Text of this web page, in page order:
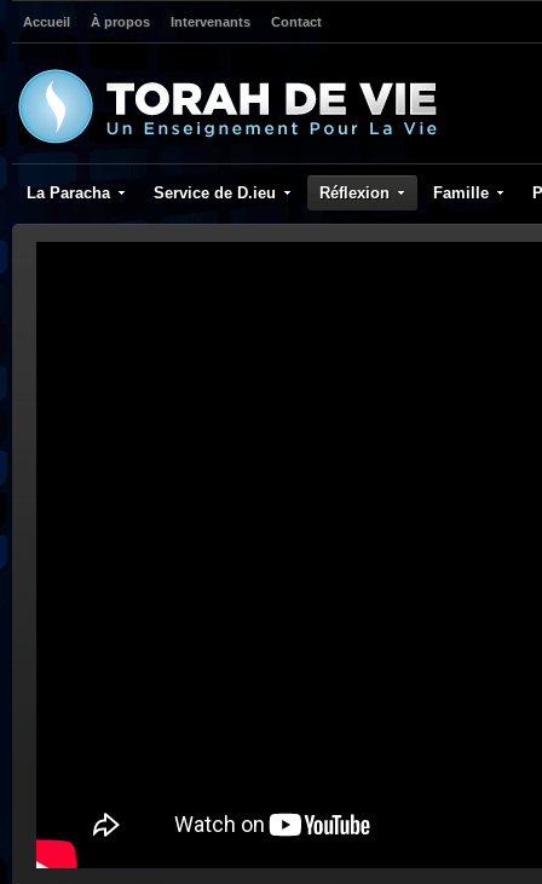
Accueil À propos Intervenants Contact
La Paracha Service de D.ieu Réflexion Famille